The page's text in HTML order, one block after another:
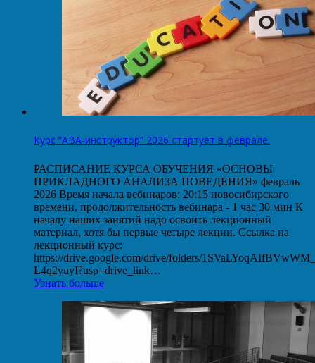
Курс “АВА-инструктор” 2026 стартует в феврале.
РАСПИСАНИЕ КУРСА ОБУЧЕНИЯ «ОСНОВЫ
ПРИКЛАДНОГО АНАЛИЗА ПОВЕДЕНИЯ» февраль
2026 Время начала вебинаров: 20:15 новосибирского
времени, продолжительность вебинара - 1 час 30 мин К
началу наших занятий надо освоить лекционный
материал, хотя бы первые четыре лекции. Ссылка на
лекционный курс:
https://drive.google.com/drive/folders/
L4q2yuyI?usp=drive_link…
Узнать больше